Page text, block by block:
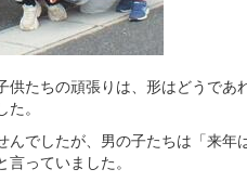
たちの頑張りは、形はどうであ
。
でしたが、男の子たちは「来年
っていました。